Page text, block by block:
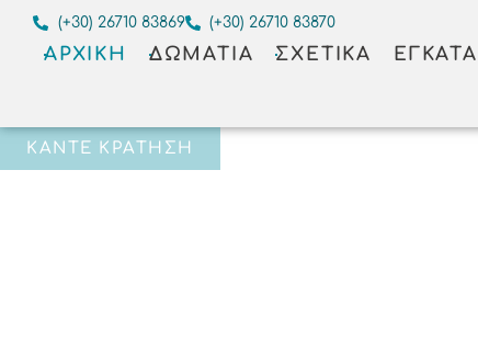
(+30) 26710 83869 (+30) 26710 83870
ΑΡΧΙΚΉ ΔΩΜΆΤΙΑ ΣΧΕΤΙΚΆ
ΚΆΝΤΕ ΚΡΆΤΗΣΗ